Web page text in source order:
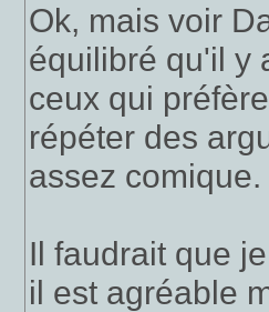
Ok, mais voir
équilibré qu'il y
ceux qui
répéter des
assez comique.
Il faudrait que
il est agréable